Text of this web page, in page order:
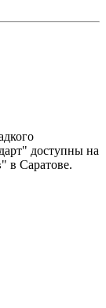
доступны на
в Саратове.